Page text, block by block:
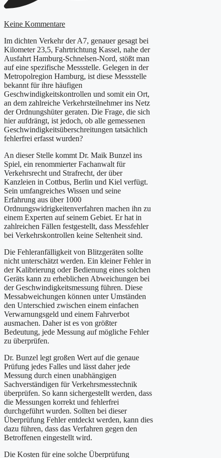
Keine Kommentare
Im dichten Verkehr der A7, genauer gesagt bei
Kilometer 23,5, Fahrtrichtung Kassel, nahe der
Ausfahrt Hamburg-Schnelsen-Nord, stößt man
auf eine spezifische Messstelle. Gelegen in der
Metropolregion Hamburg, ist diese Messstelle
bekannt für ihre häufigen
Geschwindigkeitskontrollen und somit ein Ort,
an dem zahlreiche Verkehrsteilnehmer ins Netz
der Ordnungshüter geraten. Die Frage, die sich
hier aufdrängt, ist jedoch, ob alle gemessenen
Geschwindigkeitsüberschreitungen tatsächlich
fehlerfrei erfasst wurden?
An dieser Stelle kommt Dr. Maik Bunzel ins
Spiel, ein renommierter Fachanwalt für
Verkehrsrecht und Strafrecht, der über
Kanzleien in Cottbus, Berlin und Kiel verfügt.
Sein umfangreiches Wissen und seine
Erfahrung aus über 1000
Ordnungswidrigkeitenverfahren machen ihn zu
einem Experten auf seinem Gebiet. Er hat in
zahlreichen Fällen festgestellt, dass Messfehler
bei Verkehrskontrollen keine Seltenheit sind.
Die Fehleranfälligkeit von Blitzgeräten sollte
nicht unterschätzt werden. Ein kleiner Fehler in
der Kalibrierung oder Bedienung eines solchen
Geräts kann zu erheblichen Abweichungen bei
der Geschwindigkeitsmessung führen. Diese
Messabweichungen können unter Umständen
den Unterschied zwischen einem einfachen
Verwarnungsgeld und einem Fahrverbot
ausmachen. Daher ist es von größter
Bedeutung, jede Messung auf mögliche Fehler
zu überprüfen.
Dr. Bunzel legt großen Wert auf die genaue
Prüfung jedes Falles und lässt daher jede
Messung durch einen unabhängigen
Sachverständigen für Verkehrsmesstechnik
überprüfen. So kann sichergestellt werden, dass
die Messungen korrekt und fehlerfrei
durchgeführt wurden. Sollten bei dieser
Überprüfung Fehler entdeckt werden, kann dies
dazu führen, dass das Verfahren gegen den
Betroffenen eingestellt wird.
Die Kosten für eine solche Überprüfung